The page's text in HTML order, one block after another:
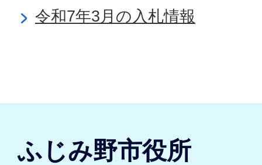
令和7年3月の入札情報
ふじみ野市役所